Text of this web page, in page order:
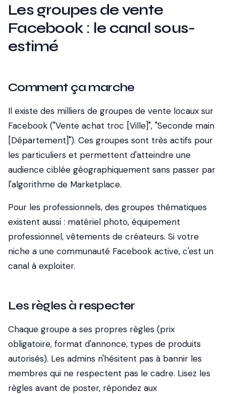
Les groupes de vente
Facebook : le canal sous-
estimé
Comment ça marche
Il existe des milliers de groupes de vente locaux sur
Facebook ("Vente achat troc [Ville]", "Seconde main
[Département]"). Ces groupes sont très actifs pour
les particuliers et permettent d'atteindre une
audience ciblée géographiquement sans passer par
l'algorithme de Marketplace.
Pour les professionnels, des groupes thématiques
existent aussi : matériel photo, équipement
professionnel, vêtements de créateurs. Si votre
niche a une communauté Facebook active, c'est un
canal à exploiter.
Les règles à respecter
Chaque groupe a ses propres règles (prix
obligatoire, format d'annonce, types de produits
autorisés). Les admins n'hésitent pas à bannir les
membres qui ne respectent pas le cadre. Lisez les
règles avant de poster, répondez aux